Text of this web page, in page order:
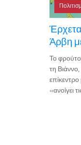
Άρβη
Το
τη
«ανοίγει